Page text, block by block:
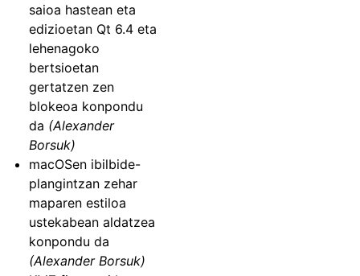
saioa hastean eta
edizioetan Qt 6.4 eta
lehenagoko
bertsioetan
gertatzen zen
blokeoa konpondu
da (Alexander
Borsuk)
macOSen ibilbide-
plangintzan zehar
maparen estiloa
ustekabean aldatzea
konpondu da
(Alexander Borsuk)